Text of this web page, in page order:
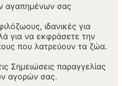
αγαπημένων σας
ιδανικές για
για να εκφράσετε την
που λατρεύουν τα ζώα.
Σημειώσεις παραγγελίας
αγορών σας.